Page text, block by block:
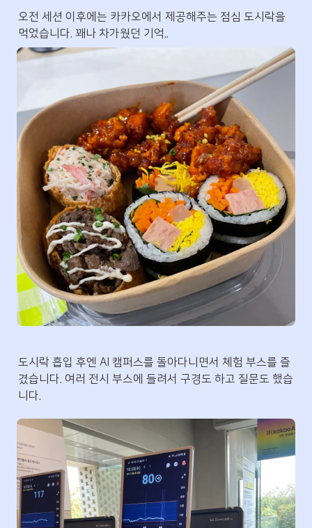
오전 세션 이후에는 카카오에서 제공해주는 점심 도시락을
먹었습니다. 꽤나 차가웠던 기억..
도시락 흡입 후엔 AI 캠퍼스를 돌아다니면서 체험 부스를 즐
겼습니다. 여러 전시 부스에 들려서 구경도 하고 질문도 했습
니다.